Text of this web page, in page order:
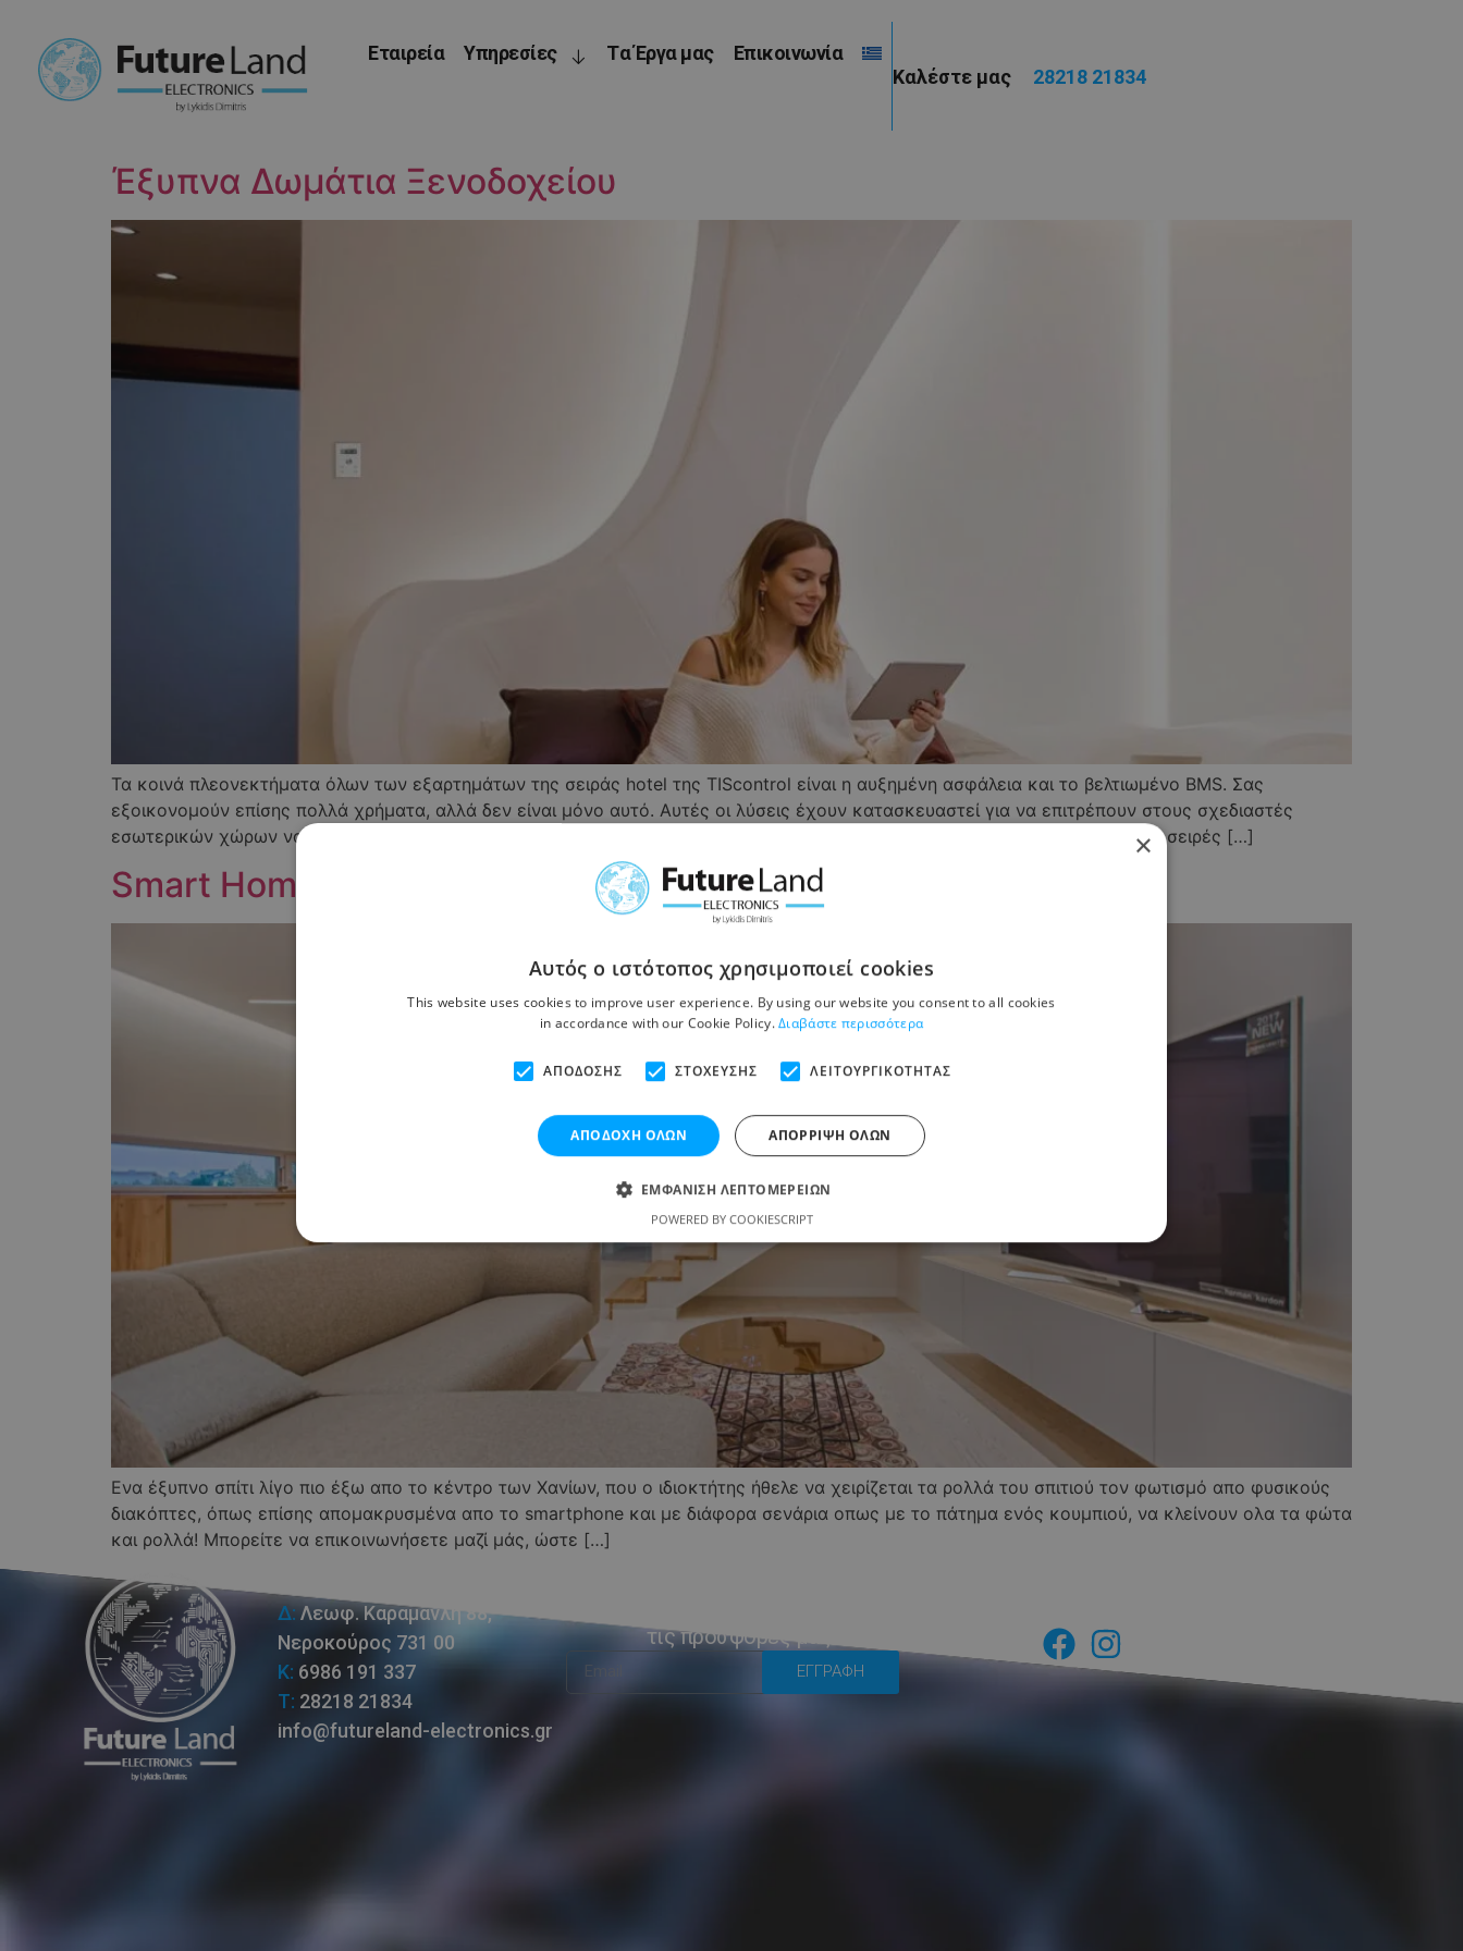
Εταιρεία Υπηρεσίες Tα Έργα μας
Επικοινωνία
Καλέστε μας 28218 21834
Έξυπνα Δωμάτια Ξενοδοχείου
Τα κοινά πλεονεκτήματα όλων των εξαρτημάτων της σειράς hotel της TIScontrol είναι η αυξημένη ασφάλεια και το βελτιωμένο BMS. Σας
εξοικονομούν επίσης πολλά χρήματα, αλλά δεν είναι μόνο αυτό. Αυτές οι λύσεις έχουν κατασκευαστεί για να επιτρέπουν στους σχεδιαστές
εσωτερικών χώρων να επιτύχουν εξαιρετικά αποτελέσματα σχεδιασμού. Με μοναδική κυρτή διεπαφή και φινίρισμα, αυτές οι σειρές […]
Smart Home Χανιά
Ενα έξυπνο σπίτι λίγο πιο έξω απο το κέντρο των Χανίων, που ο ιδιοκτήτης ήθελε να χειρίζεται τα ρολλά του σπιτιού τον φωτισμό απο φυσικούς
διακόπτες, όπως επίσης απομακρυσμένα απο το smartphone και με διάφορα σενάρια οπως με το πάτημα ενός κουμπιού, να κλείνουν ολα τα φώτα
και ρολλά! Μπορείτε να επικοινωνήσετε μαζί μάς, ώστε […]
Δ:Λεωφ. Καραμανλή 88,
Νεροκούρος 731 00
Κ: 6986 191 337
Τ: 28218 21834
info@futureland-electronics.gr
τις προσφορές μας
ΕΓΓΡΑΦΗ
×
Αυτός ο ιστότοπος χρησιμοποιεί cookies
This website uses cookies to improve user experience. By using our website you consent to all cookies
in accordance with our Cookie Policy.Διαβάστε περισσότερα
ΑΠΌΔΟΣΗΣ ΣΤΌΧΕΥΣΗΣ ΛΕΙΤΟΥΡΓΙΚΌΤΗΤΑΣ
ΑΠΟΔΟΧΉ ΌΛΩΝ ΑΠΌΡΡΙΨΗ ΌΛΩΝ
ΕΜΦΆΝΙΣΗ ΛΕΠΤΟΜΕΡΕΙΏΝ
POWERED BY COOKIESCRIPT